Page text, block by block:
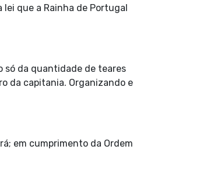
que a Rainha de Portugal
só da quantidade de teares
da capitania. Organizando e
em cumprimento da Ordem